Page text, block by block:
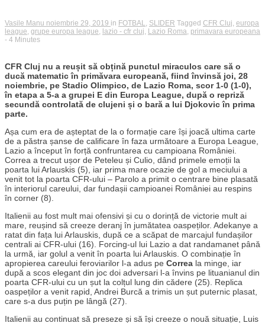
Vasile Manu noiembrie 29, 2019 in FOTBAL SLIDER Tagged CFR Cluj europa
league grupe europa league lazio - cfr cluj Lazio Roma primavara europeana
- 4 Minutes
CFR Cluj nu a reușit să obțină punctul miraculos care să o
ducă matematic în primăvara europeană, fiind învinsă joi, 28
noiembrie, pe Stadio Olimpico, de Lazio Roma, scor 1-0 (1-0),
în etapa a 5-a a grupei E din Europa League, după o repriză
secundă controlată de clujeni și o bară a lui Djokovic în prima
parte.
Așa cum era de așteptat de la o formație care își joacă ultima carte
de a păstra șanse de calificare în faza următoare a Europa League,
Lazio a început în forță confruntarea cu campioana României.
Correa a trecut ușor de Peteleu și Culio, dând primele emoții la
poarta lui Arlauskis (5), iar prima mare ocazie de gol a meciului a
venit tot la poarta CFR-ului – Parolo a primit o centrare bine plasată
în interiorul careului, dar fundașii campioanei României au respins
în corner (8).
Italienii au fost mult mai ofensivi și cu o dorință de victorie mult ai
mare, reușind să creeze deranj în jumătatea oaspeților. Adekanye a
ratat din fața lui Arlauskis, după ce a scăpat de marcajul fundașilor
centrali ai CFR-ului (16). Forcing-ul lui Lazio a dat randamanet până
la urmă, iar golul a venit în poarta lui Arlauskis. O combinație în
apropierea careului feroviarilor l-a adus pe Correa la minge, iar
după a scos elegant din joc doi adversari l-a învins pe lituanianul din
poarta CFR-ului cu un șut la colțul lung din cădere (25). Replica
oaspeților a venit rapid, Andrei Burcă a trimis un șut puternic plasat,
care s-a dus puțin pe lângă (27).
Italienii au continuat să preseze și să își creeze o nouă situație, Luis